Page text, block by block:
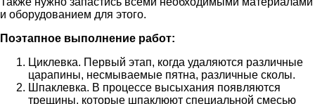
и оборудованием для этого.
Поэтапное выполнение работ:
Циклевка. Первый этап, когда удаляются различные
царапины, несмываемые пятна, различные сколы.
Шпаклевка. В процессе высыхания появляются
трещины, которые шпаклюют специальной смесью